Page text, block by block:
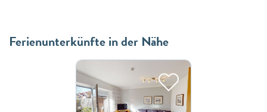
Ferienunterkünfte in der Nähe